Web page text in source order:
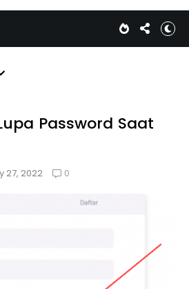
Password Saat
27, 2022 0